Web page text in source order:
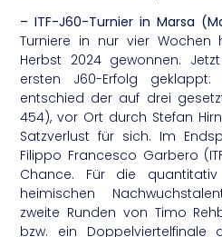
– ITF-J60-Turnier in Marsa
Turniere in nur vier Wochen
Herbst 2024 gewonnen.
ersten J60-Erfolg
entschied der auf drei
454), vor Ort durch Stefan
Satzverlust für sich. Im
Filippo Francesco Garbero
Chance. Für die
heimischen
zweite Runden von Timo
bzw. ein Doppelviertelfinale